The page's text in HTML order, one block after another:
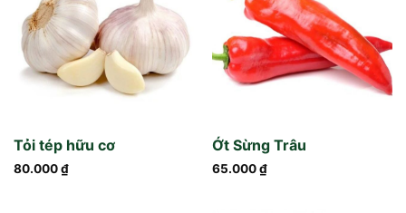
Tỏi tép hữu cơ
80.000₫
Ớt Sừng Trâu
65.000₫